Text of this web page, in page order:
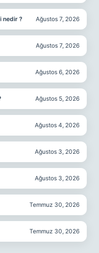
nedir ? Ağustos 7, 2026
Ağustos 7, 2026
Ağustos 6, 2026
Ağustos 5, 2026
Ağustos 4, 2026
Ağustos 3, 2026
Ağustos 3, 2026
Temmuz 30, 2026
Temmuz 30, 2026